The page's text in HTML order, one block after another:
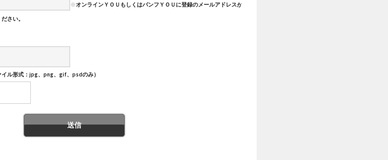
※オンラインＹＯＵもしくはパンフＹＯＵに登録のメールアドレスが
さい。
ル形式：jpg、png、gif、psdのみ）